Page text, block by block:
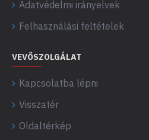
Adatvédelmi irányelvek
Felhasználási feltételek
VEVŐSZOLGÁLAT
Kapcsolatba lépni
Visszatér
Oldaltérkép